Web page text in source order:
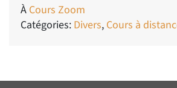
À Cours Zoom
Catégories: Divers, Cours à